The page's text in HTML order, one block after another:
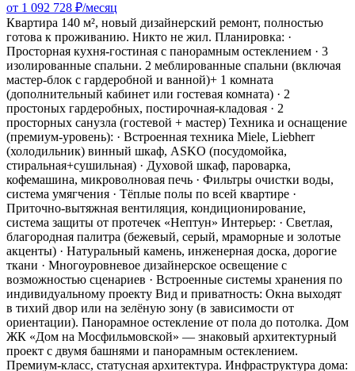
от 1 092 728 ₽/месяц
Квартира 140 м², новый дизайнерский ремонт, полностью
готова к проживанию. Никто не жил. Планировка: ·
Просторная кухня-гостиная с панорамным остеклением · 3
изолированные спальни. 2 меблированные спальни (включая
мастер-блок с гардеробной и ванной)+ 1 комната
(дополнительный кабинет или гостевая комната) · 2
простоных гардеробных, постирочная-кладовая · 2
просторных санузла (гостевой + мастер) Техника и оснащение
(премиум-уровень): · Встроенная техника Miele, Liebherr
(холодильник) винный шкаф, ASKO (посудомойка,
стиральная+сушильная) · Духовой шкаф, пароварка,
кофемашина, микроволновая печь · Фильтры очистки воды,
система умягчения · Тёплые полы по всей квартире ·
Приточно-вытяжная вентиляция, кондиционирование,
система защиты от протечек «Нептун» Интерьер: · Светлая,
благородная палитра (бежевый, серый, мраморные и золотые
акценты) · Натуральный камень, инженерная доска, дорогие
ткани · Многоуровневое дизайнерское освещение с
возможностью сценариев · Встроенные системы хранения по
индивидуальному проекту Вид и приватность: Окна выходят
в тихий двор или на зелёную зону (в зависимости от
ориентации). Панорамное остекление от пола до потолка. Дом
ЖК «Дом на Мосфильмовской» — знаковый архитектурный
проект с двумя башнями и панорамным остеклением.
Премиум-класс, статусная архитектура. Инфраструктура дома: